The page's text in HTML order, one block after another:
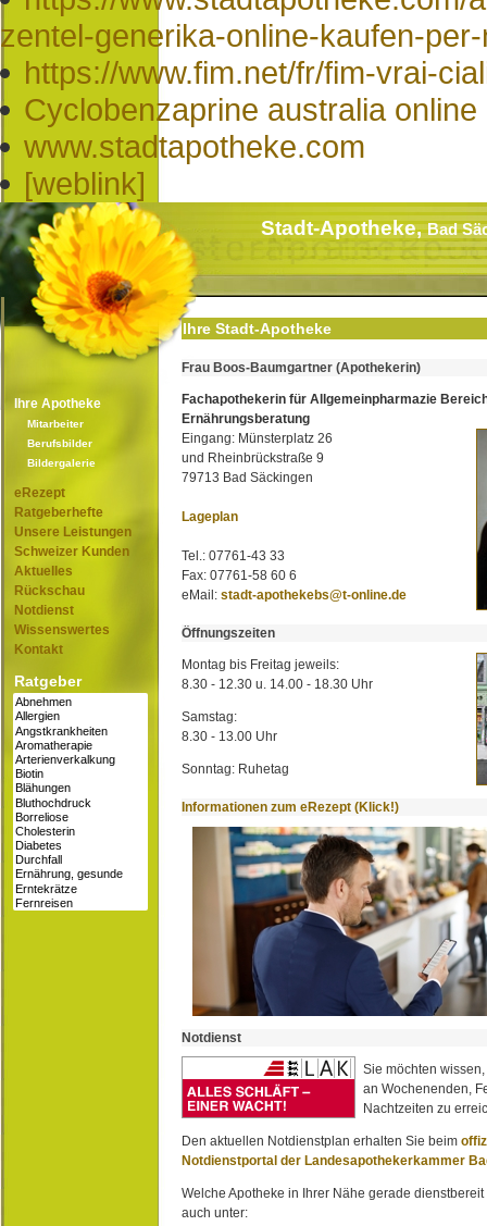
zentel-generika-online-kaufen-
https://www.fim.net/fr/fim-vrai-
Cyclobenzaprine australia online
www.stadtapotheke.com
[weblink]
Stadt-Apotheke,Bad
Ihre Apotheke
Mitarbeiter
Berufsbilder
Bildergalerie
eRezept
Ratgeberhefte
Unsere Leistungen
Schweizer Kunden
Aktuelles
Rückschau
Notdienst
Wissenswertes
Kontakt
Ratgeber
Ihre Stadt-Apotheke
Frau Boos-Baumgartner (Apothekerin)
Fachapothekerin für Allgemeinpharmazie
Ernährungsberatung
Eingang: Münsterplatz 26
und Rheinbrückstraße 9
79713 Bad Säckingen
Lageplan
Tel.: 07761-43 33
Fax: 07761-58 60 6
eMail: stadt-apothekebs@t-online.de
Öffnungszeiten
Montag bis Freitag jeweils:
8.30 - 12.30 u. 14.00 - 18.30 Uhr
Samstag:
8.30 - 13.00 Uhr
Sonntag: Ruhetag
Informationen zum eRezept (Klick!)
Notdienst
Sie möchten
an Wochenenden,
Nachtzeiten zu
Den aktuellen Notdienstplan erhalten Sie beim
Notdienstportal der Landesapothekerkammer
Welche Apotheke in Ihrer Nähe gerade
auch unter: